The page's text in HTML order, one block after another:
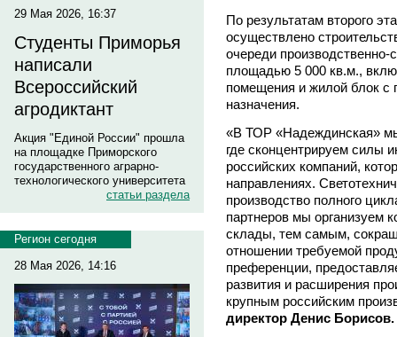
29 Мая 2026, 16:37
Студенты Приморья
написали
Всероссийский
агродиктант
Акция "Единой России" прошла
на площадке Приморского
государственного аграрно-
технологического университета
статьи раздела
Регион сегодня
28 Мая 2026, 14:16
По результатам второго
осуществлено
очереди производственно-
площадью 5 000 кв.м.,
помещения и жилой блок с
назначения.
«В ТОР «Надеждинская»
где сконцентрируем силы
российских компаний,
направлениях.
производство полного
партнеров мы организуем
склады, тем самым,
отношении требуемой
преференции,
развития и расширения
крупным российским
директор Денис Борисов.